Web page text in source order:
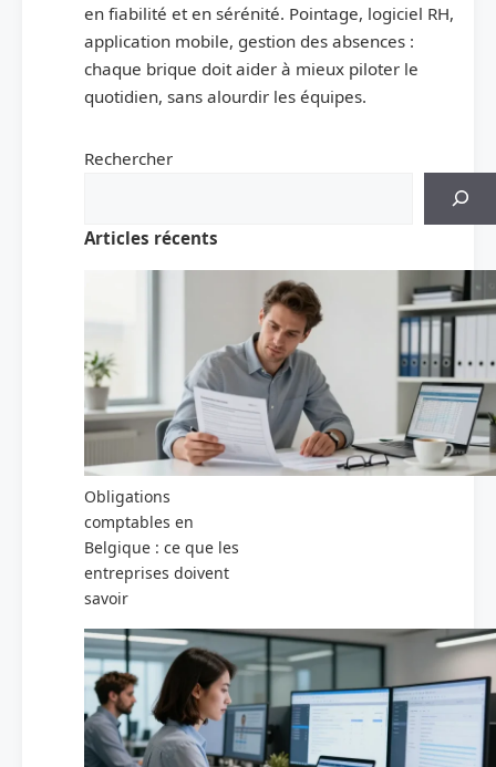
en fiabilité et en sérénité. Pointage, logiciel RH,
application mobile, gestion des absences :
chaque brique doit aider à mieux piloter le
quotidien, sans alourdir les équipes.
Rechercher
Articles récents
Obligations
comptables en
Belgique : ce que les
entreprises doivent
savoir